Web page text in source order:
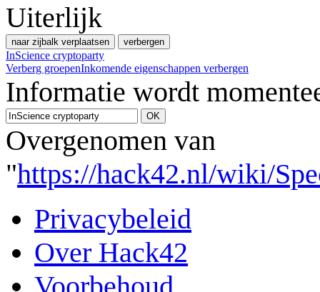
Uiterlijk
naar zijbalk verplaatsen verbergen
InScience cryptoparty
Verberg groepenInkomende eigenschappen verbergen
Informatie wordt
Overgenomen van
"https://hack42.nl/wiki/
Privacybeleid
Over Hack42